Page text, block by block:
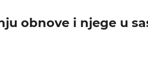
obnove i njege u